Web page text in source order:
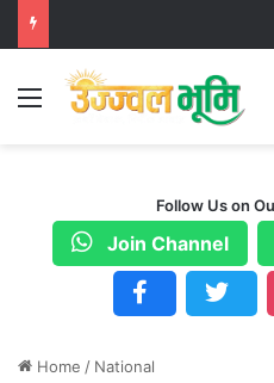
Menu
Follow Us on
Join Channel
Home / National